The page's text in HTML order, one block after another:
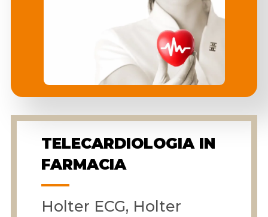
TELECARDIOLOGIA IN
FARMACIA
Holter ECG, Holter